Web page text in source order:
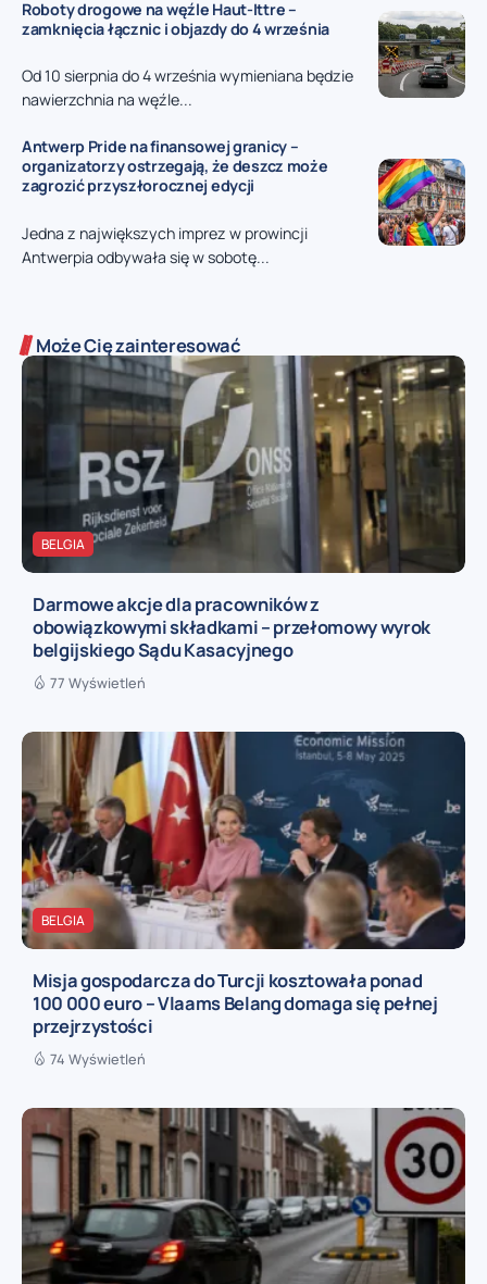
Roboty drogowe na węźle Haut-Ittre –
zamknięcia łącznic i objazdy do 4 września
Od 10 sierpnia do 4 września wymieniana będzie
nawierzchnia na węźle...
Antwerp Pride na finansowej granicy –
organizatorzy ostrzegają, że deszcz może
zagrozić przyszłorocznej edycji
Jedna z największych imprez w prowincji
Antwerpia odbywała się w sobotę...
Może Cię zainteresować
BELGIA
Darmowe akcje dla pracowników z
obowiązkowymi składkami – przełomowy wyrok
belgijskiego Sądu Kasacyjnego
77 Wyświetleń
BELGIA
Misja gospodarcza do Turcji kosztowała ponad
100 000 euro – Vlaams Belang domaga się pełnej
przejrzystości
74 Wyświetleń